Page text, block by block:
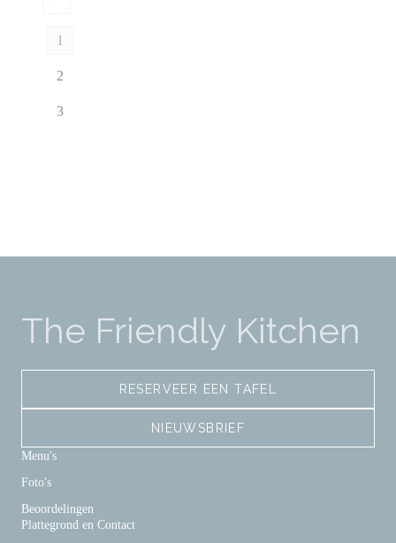
1
2
3
The Friendly Kitchen
RESERVEER EEN TAFEL
NIEUWSBRIEF
Menu's
Foto's
Beoordelingen
Plattegrond en Contact